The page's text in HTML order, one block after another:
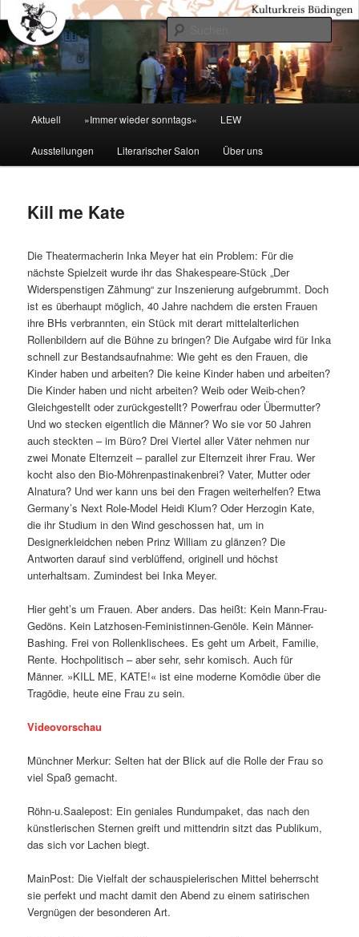
primären
Inhalt
springenKulturkreis Buedingen
Aktuell »Immer wieder sonntags« LEW
Ausstellungen Literarischer Salon Über uns
Kill me Kate
Die Theatermacherin Inka Meyer hat ein Problem: Für die
nächste Spielzeit wurde ihr das Shakespeare-Stück „Der
Widerspenstigen Zähmung“ zur Inszenierung aufgebrummt. Doch
ist es überhaupt möglich, 40 Jahre nachdem die ersten Frauen
ihre BHs verbrannten, ein Stück mit derart mittelalterlichen
Rollenbildern auf die Bühne zu bringen? Die Aufgabe wird für Inka
schnell zur Bestandsaufnahme: Wie geht es den Frauen, die
Kinder haben und arbeiten? Die keine Kinder haben und arbeiten?
Die Kinder haben und nicht arbeiten? Weib oder Weib-chen?
Gleichgestellt oder zurückgestellt? Powerfrau oder Übermutter?
Und wo stecken eigentlich die Männer? Wo sie vor 50 Jahren
auch steckten – im Büro? Drei Viertel aller Väter nehmen nur
zwei Monate Elternzeit – parallel zur Elternzeit ihrer Frau. Wer
kocht also den Bio-Möhrenpastinakenbrei? Vater, Mutter oder
Alnatura? Und wer kann uns bei den Fragen weiterhelfen? Etwa
Germany’s Next Role-Model Heidi Klum? Oder Herzogin Kate,
die ihr Studium in den Wind geschossen hat, um in
Designerkleidchen neben Prinz William zu glänzen? Die
Antworten darauf sind verblüffend, originell und höchst
unterhaltsam. Zumindest bei Inka Meyer.
Hier geht’s um Frauen. Aber anders. Das heißt: Kein Mann-Frau-
Gedöns. Kein Latzhosen-Feministinnen-Genöle. Kein Männer-
Bashing. Frei von Rollenklischees. Es geht um Arbeit, Familie,
Rente. Hochpolitisch – aber sehr, sehr komisch. Auch für
Männer. »KILL ME, KATE!« ist eine moderne Komödie über die
Tragödie, heute eine Frau zu sein.
Videovorschau
Münchner Merkur: Selten hat der Blick auf die Rolle der Frau so
viel Spaß gemacht.
Röhn-u.Saalepost: Ein geniales Rundumpaket, das nach den
künstlerischen Sternen greift und mittendrin sitzt das Publikum,
das sich vor Lachen biegt.
MainPost: Die Vielfalt der schauspielerischen Mittel beherrscht
sie perfekt und macht damit den Abend zu einem satirischen
Vergnügen der besonderen Art.